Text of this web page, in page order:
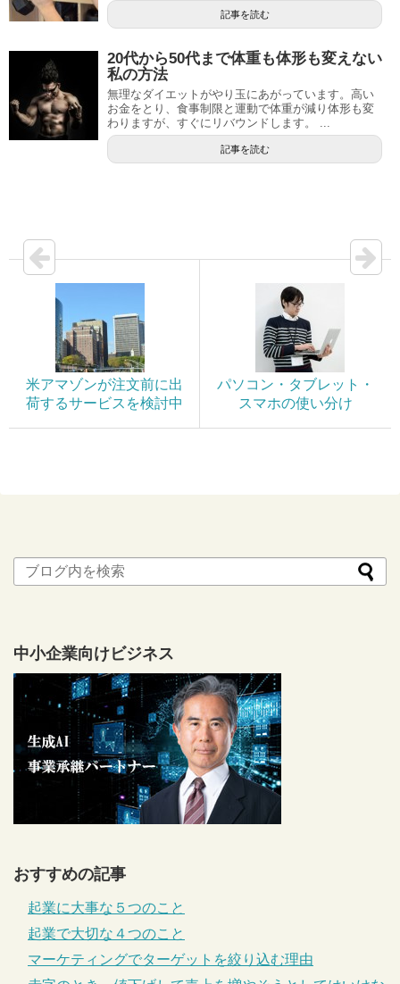
記事を読む
20代から50代まで体重も体形も変えない
私の方法
無理なダイエットがやり玉にあがっています。高い
お金をとり、食事制限と運動で体重が減り体形も変
わりますが、すぐにリバウンドします。 ...
記事を読む
米アマゾンが注文前に出
荷するサービスを検討中
パソコン・タブレット・
スマホの使い分け
中小企業向けビジネス
おすすめの記事
起業に大事な５つのこと
起業で大切な４つのこと
マーケティングでターゲットを絞り込む理由